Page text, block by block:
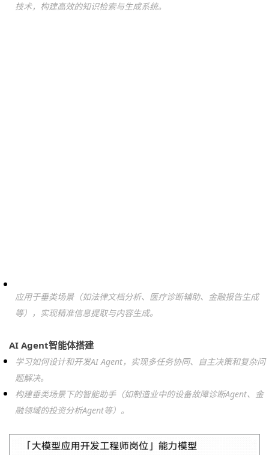
技术，构建高效的知识检索与生成系统。
应用于垂类场景（如法律文档分析、医疗诊断辅助、金融报告生成
等），实现精准信息提取与内容生成。
AI Agent智能体搭建
学习如何设计和开发AI Agent，实现多任务协同、自主决策和复杂问
题解决。
构建垂类场景下的智能助手（如制造业中的设备故障诊断Agent、金
融领域的投资分析Agent等）。